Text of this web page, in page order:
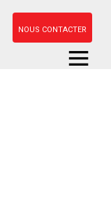
NOUS CONTACTER